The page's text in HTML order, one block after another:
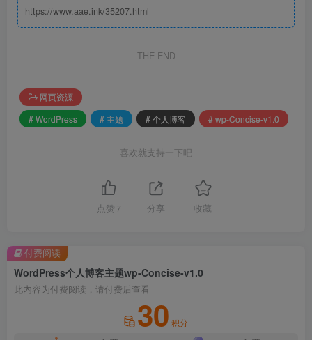
https://www.aae.ink/35207.html
THE END
网页资源
# WordPress
# 主题 # 个人博客 # wp-Concise-v1.0
喜欢就支持一下吧
点赞 7 分享 收藏
WordPress个人博客主题wp-Concise-v1.0
此内容为付费阅读，请付费后查看
30 积分
付费阅读